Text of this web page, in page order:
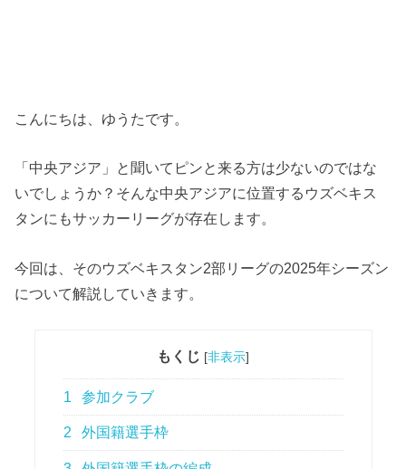
こんにちは、ゆうたです。
「中央アジア」と聞いてピンと来る方は少ないのではな
いでしょうか？そんな中央アジアに位置するウズベキス
タンにもサッカーリーグが存在します。
今回は、そのウズベキスタン2部リーグの2025年シーズン
について解説していきます。
もくじ [非表示]
1 参加クラブ
2 外国籍選手枠